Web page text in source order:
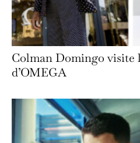
Colman Domingo visite
d’OMEGA